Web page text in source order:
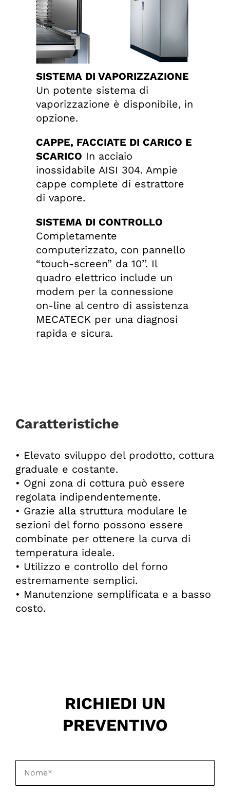
SISTEMA DI VAPORIZZAZIONE
Un potente sistema di
vaporizzazione è disponibile, in
opzione.
CAPPE, FACCIATE DI CARICO E
SCARICO In acciaio
inossidabile AISI 304. Ampie
cappe complete di estrattore
di vapore.
SISTEMA DI CONTROLLO
Completamente
computerizzato, con pannello
“touch-screen” da 10’’. Il
quadro elettrico include un
modem per la connessione
on-line al centro di assistenza
MECATECK per una diagnosi
rapida e sicura.
Caratteristiche
• Elevato sviluppo del prodotto, cottura
graduale e costante.
• Ogni zona di cottura può essere
regolata indipendentemente.
• Grazie alla struttura modulare le
sezioni del forno possono essere
combinate per ottenere la curva di
temperatura ideale.
• Utilizzo e controllo del forno
estremamente semplici.
• Manutenzione semplificata e a basso
costo.
RICHIEDI UN
PREVENTIVO